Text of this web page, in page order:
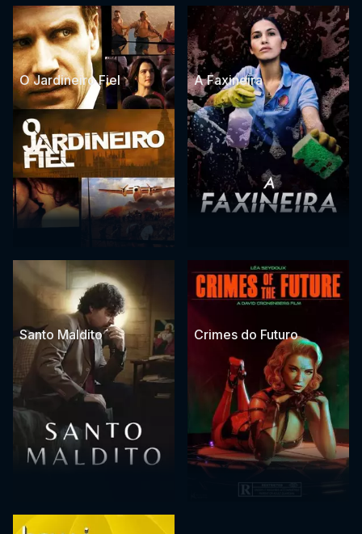
O Jardineiro Fiel A Faxineira
Santo Maldito Crimes do Futuro